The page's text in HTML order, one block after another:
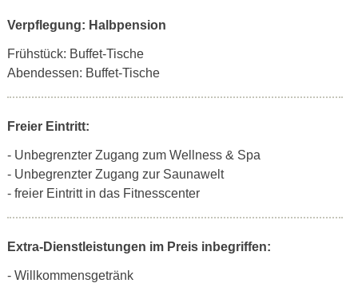
Verpflegung: Halbpension
Frühstück: Buffet-Tische
Abendessen: Buffet-Tische
Freier Eintritt:
- Unbegrenzter Zugang zum Wellness & Spa
- Unbegrenzter Zugang zur Saunawelt
- freier Eintritt in das Fitnesscenter
Extra-Dienstleistungen im Preis inbegriffen:
- Willkommensgetränk